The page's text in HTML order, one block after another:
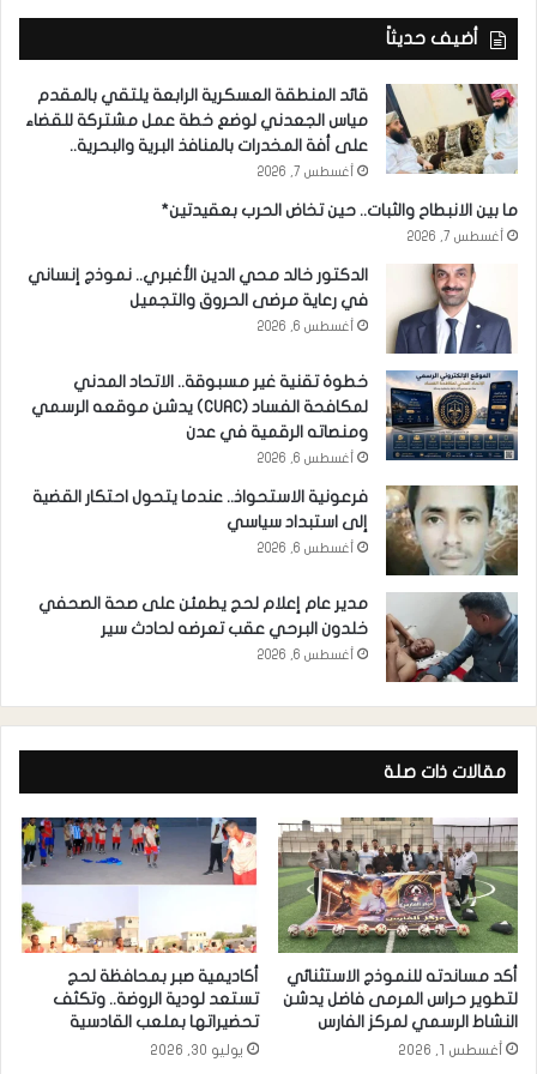
أضيف حديثاً
قائد المنطقة العسكرية الرابعة يلتقي بالمقدم
مياس الجعدني لوضع خطة عمل مشتركة للقضاء
على أفة المخدرات بالمنافذ البرية والبحرية..
أغسطس 7, 2026
ما بين الانبطاح والثبات.. حين تخاض الحرب بعقيدتين*
أغسطس 7, 2026
الدكتور خالد محي الدين الأغبري.. نموذج إنساني
في رعاية مرضى الحروق والتجميل
أغسطس 6, 2026
خطوة تقنية غير مسبوقة.. الاتحاد المدني
لمكافحة الفساد (CUAC) يدشن موقعه الرسمي
ومنصاته الرقمية في عدن
أغسطس 6, 2026
فرعونية الاستحواذ.. عندما يتحول احتكار القضية
إلى استبداد سياسي
أغسطس 6, 2026
مدير عام إعلام لحج يطمئن على صحة الصحفي
خلدون البرحي عقب تعرضه لحادث سير
أغسطس 6, 2026
مقالات ذات صلة
أكد مساندته للنموذج الاستثنائي
لتطوير حراس المرمى فاضل يدشن
النشاط الرسمي لمركز الفارس
أغسطس 1, 2026
أكاديمية صبر بمحافظة لحج
تستعد لودية الروضة.. وتكثف
تحضيراتها بملعب القادسية
يوليو 30, 2026